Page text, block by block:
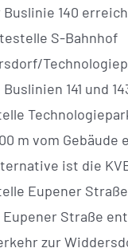
Buslinie 140
S-Bahnhof
141 und
m vom Gebäude
ist die
Eupener
Eupener Straße
zur